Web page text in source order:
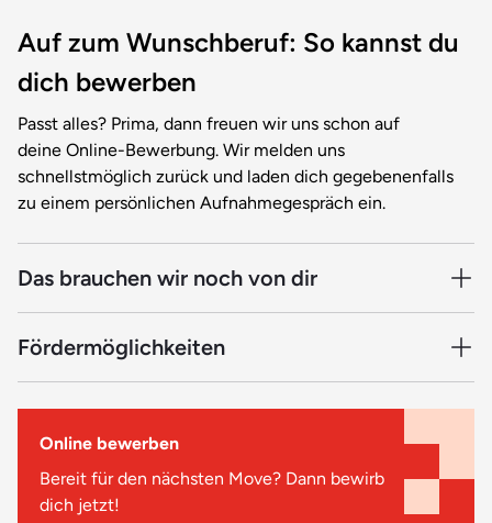
Auf zum Wunschberuf: So kannst du
dich bewerben
Passt alles? Prima, dann freuen wir uns schon auf
deine Online-Bewerbung. Wir melden uns
schnellstmöglich zurück und laden dich gegebenenfalls
zu einem persönlichen Aufnahmegespräch ein.
Das brauchen wir noch von dir
bearbeitet werden kann, müssen noch ein paar Unterlagen
zu uns. Dazu gehören:
Tabellarischer Lebenslauf
Kopie deines Schulabschlusszeugnisses (oder deines
letzten Schulzeugnisses)
Fördermöglichkeiten
Arbeitsagentur fördern lassen. Auch Aufstiegs- bzw.
Schüler-BAföG oder ein zinsgünstigen Bildungskredit
lassen sich unter bestimmten Voraussetzungen
Online bewerben
Bereit für den nächsten Move? Dann bewirb
dich jetzt!